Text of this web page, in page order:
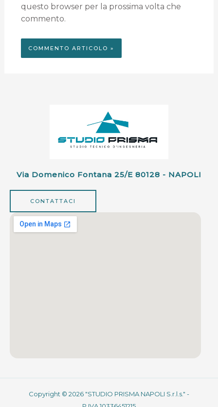
questo browser per la prossima volta che
commento.
Via Domenico Fontana 25/e 80128 - NAPOLI
CONTATTACI
Copyright © 2026 "STUDIO PRISMA NAPOLI S.r.l.s." -